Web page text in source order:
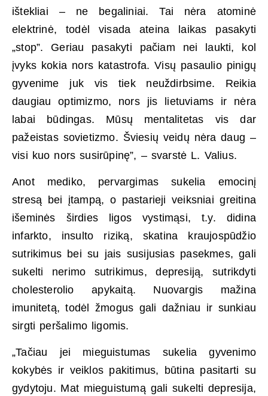
ištekliai – ne begaliniai. Tai nėra atominė
elektrinė, todėl visada ateina laikas pasakyti
„stop”. Geriau pasakyti pačiam nei laukti, kol
įvyks kokia nors katastrofa. Visų pasaulio pinigų
gyvenime juk vis tiek neuždirbsime. Reikia
daugiau optimizmo, nors jis lietuviams ir nėra
labai būdingas. Mūsų mentalitetas vis dar
pažeistas sovietizmo. Šviesių veidų nėra daug –
visi kuo nors susirūpinę”, – svarstė L. Valius.
Anot mediko, pervargimas sukelia emocinį
stresą bei įtampą, o pastarieji veiksniai greitina
išeminės širdies ligos vystimąsi, t.y. didina
infarkto, insulto riziką, skatina kraujospūdžio
sutrikimus bei su jais susijusias pasekmes, gali
sukelti nerimo sutrikimus, depresiją, sutrikdyti
cholesterolio apykaitą. Nuovargis mažina
imunitetą, todėl žmogus gali dažniau ir sunkiau
sirgti peršalimo ligomis.
„Tačiau jei mieguistumas sukelia gyvenimo
kokybės ir veiklos pakitimus, būtina pasitarti su
gydytoju. Mat mieguistumą gali sukelti depresija,